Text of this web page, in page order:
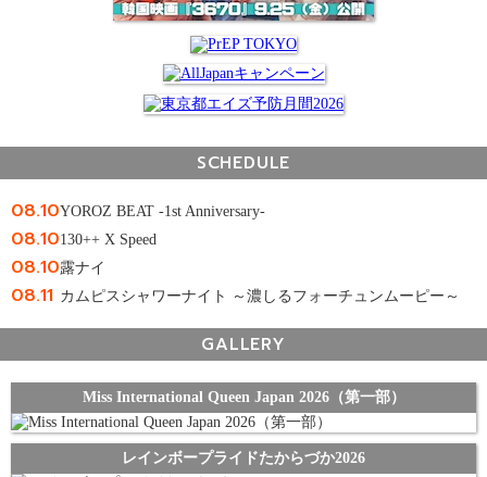
SCHEDULE
08.10YOROZ BEAT -1st Anniversary-
08.10130++ X Speed
08.10露ナイ
08.11 カムピスシャワーナイト ～濃しるフォーチュンムーピー～
GALLERY
Miss International Queen Japan 2026（第一部）
レインボープライドたからづか2026